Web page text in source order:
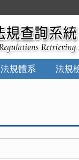
法規體系 法規